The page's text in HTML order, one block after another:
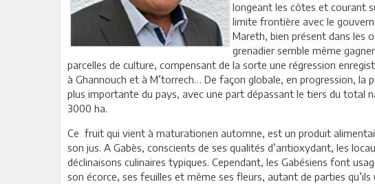
longeant les côtes et courant
limite frontière avec le
Mareth, bien présent dans les
grenadier semble même
parcelles de culture, compensant de la sorte une régression
à Ghannouch et à M’torrech… De façon globale, en progression,
plus importante du pays, avec une part dépassant le tiers du total
3000 ha.
Ce fruit qui vient à maturationen automne, est un produit
son jus. A Gabès, conscients de ses qualités d’antioxydant, les
déclinaisons culinaires typiques. Cependant, les Gabésiens font
son écorce, ses feuilles et même ses fleurs, autant de parties